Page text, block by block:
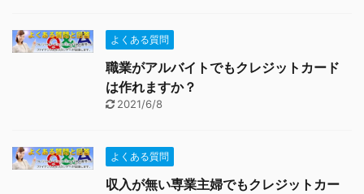
よくある質問
職業がアルバイトでもクレジットカード
は作れますか？
2021/6/8
よくある質問
収入が無い専業主婦でもクレジットカー